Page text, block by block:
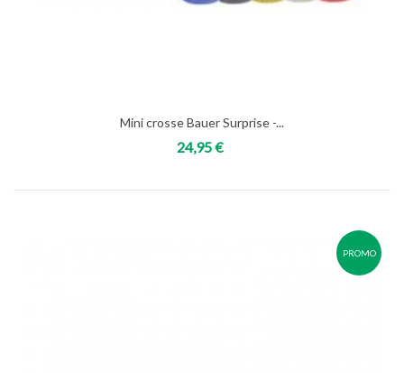
Mini crosse Bauer Surprise -...
24,95 €
PROMO